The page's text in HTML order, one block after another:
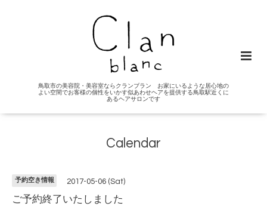
鳥取市の美容院・美容室ならクランブラン お家にいるような居心地の
よい空間でお客様の個性をいかす似あわせヘアを提供する鳥取駅近くに
あるヘアサロンです
Calendar
予約空き情報 2017-05-06 (Sat)
ご予約終了いたしました